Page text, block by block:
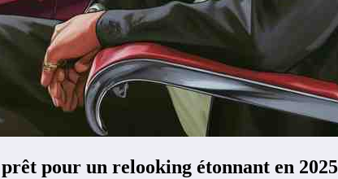
pour un relooking étonnant en 2025